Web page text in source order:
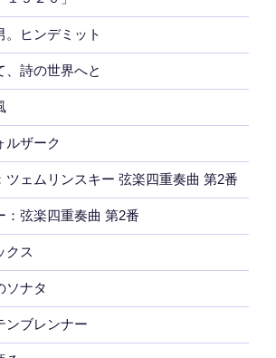
。ヒンデミット
、詩の世界へと
ルザーク
ツェムリンスキー 弦楽四重奏曲 第2番
：弦楽四重奏曲 第2番
クス
ソナタ
ンブレンナー